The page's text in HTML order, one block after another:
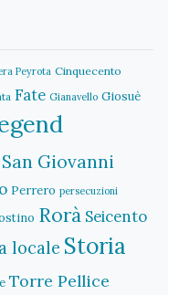
Peyrota Cinquecento
Fate Gianavello Giosuè
Giovanni
Perrero persecuzioni
Rorà Seicento
locale Storia
Torre Pellice